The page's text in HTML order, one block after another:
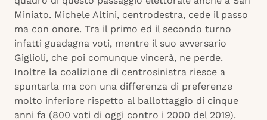
Miniato. Michele Altini, centrodestra, cede il passo
ma con onore. Tra il primo ed il secondo turno
infatti guadagna voti, mentre il suo avversario
Giglioli, che poi comunque vincerà, ne perde.
Inoltre la coalizione di centrosinistra riesce a
spuntarla ma con una differenza di preferenze
molto inferiore rispetto al ballottaggio di cinque
anni fa (800 voti di oggi contro i 2000 del 2019).